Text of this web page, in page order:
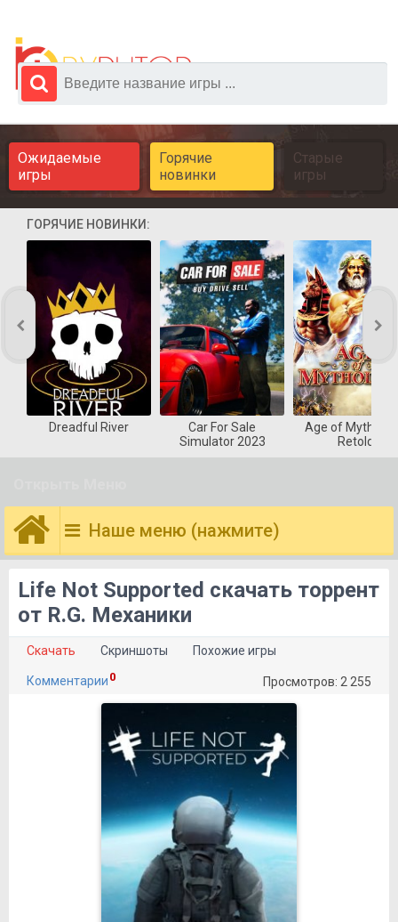
Ожидаемые
игры
Горячие
новинки
Старые
игры
ГОРЯЧИЕ НОВИНКИ:
Dreadful River
Car For Sale
Simulator 2023
Age of
Retold
Наше меню (нажмите)
Life Not Supported скачать торрент
от R.G. Механики
Скачать Скриншоты Похожие игры
Комментарии 0 Просмотров: 2 255